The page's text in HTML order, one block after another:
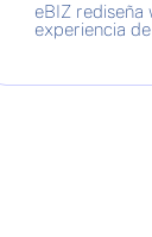
eBIZ
experiencia